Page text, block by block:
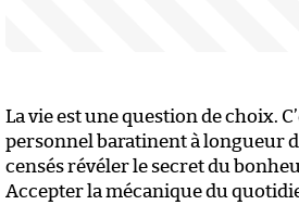
La vie est une question de choix.
personnel baratinent à longueur
censés révéler le secret du
Accepter la mécanique du